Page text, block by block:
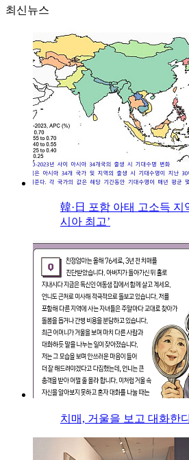
최신뉴스
韓·日 포함 아태 고소득 지
시아 최고’
치매, 거울을 보고 대화한